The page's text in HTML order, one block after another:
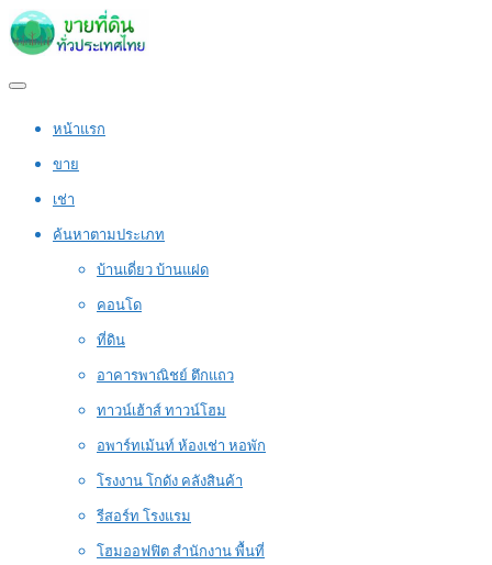
หน้าแรก
ขาย
เช่า
ค้นหาตามประเภท
บ้านเดี่ยว บ้านแฝด
คอนโด
ที่ดิน
อาคารพาณิชย์ ตึกแถว
ทาวน์เฮ้าส์ ทาวน์โฮม
อพาร์ทเม้นท์ ห้องเช่า หอพัก
โรงงาน โกดัง คลังสินค้า
รีสอร์ท โรงแรม
โฮมออฟฟิต สำนักงาน พื้นที่